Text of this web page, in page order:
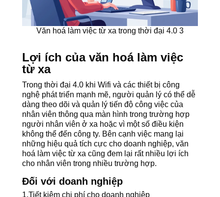
Văn hoá làm việc từ xa trong thời đại 4.0 3
Lợi ích của văn hoá làm việc
từ xa
Trong thời đại 4.0 khi Wifi và các thiết bị công
nghệ phát triển mạnh mẽ, người quản lý có thể dễ
dàng theo dõi và quản lý tiến độ công việc của
nhân viên thông qua màn hình trong trường hợp
người nhân viên ở xa hoặc vì một số điều kiện
không thể đến công ty. Bên cạnh việc mang lại
những hiệu quả tích cực cho doanh nghiệp, văn
hoá làm việc từ xa cũng đem lại rất nhiều lợi ích
cho nhân viên trong nhiều trường hợp.
Đối với doanh nghiệp
1.Tiết kiệm chi phí cho doanh nghiệp